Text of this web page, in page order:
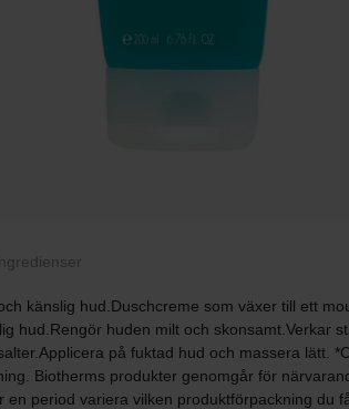
Ingredienser
känslig hud.Duschcreme som växer till ett
hud.Rengör huden milt och skonsamt.Verkar
på fuktad hud och massera lätt.
Biotherms produkter genomgår för
en period variera vilken produktförpackning du